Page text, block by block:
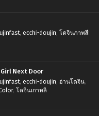
, ecchi-doujin, โดจินภาพสี
Next Door
, ecchi-doujin, อ่านโดจิน,
, โดจินเกาหลี